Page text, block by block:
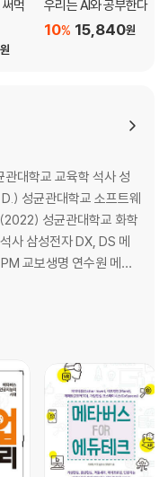
먹
원
우리는 AI와 공부한다
15,840원
10%
대학교 교육학 석사 성
성균관대학교 소프트웨
성균관대학교 화학
사 삼성전자 DX, DS 메
교보생명 연수원 메타
획 AI & 메타버스 콘텐
표이사 다빈치 Books 출